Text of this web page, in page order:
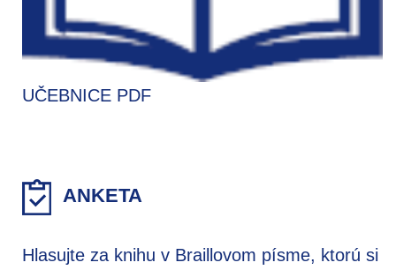
UČEBNICE PDF
ANKETA
Hlasujte za knihu v Braillovom písme, ktorú si